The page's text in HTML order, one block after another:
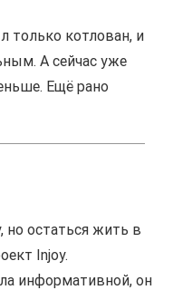
только котлован, и
А сейчас уже
Ещё рано
но остаться жить в
Injoy.
информативной, он